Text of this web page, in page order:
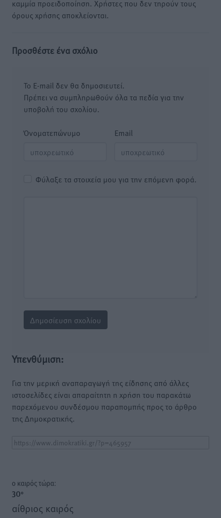
καμμία προειδοποίηση. Χρήστες που δεν τηρούν τους
όρους χρήσης αποκλείονται.
Προσθέστε ένα σχόλιο
Το E-mail δεν θα δημοσιευτεί.
Πρέπει να συμπληρωθούν όλα τα πεδία για την
υποβολή του σχολίου.
Όνοματεπώνυμο Email
Φύλαξε τα στοιχεία μου για την επόμενη φορά.
Υπενθύμιση:
Για την μερική αναπαραγωγή της είδησης από άλλες
ιστοσελίδες είναι απαραίτητη η χρήση του παρακάτω
παρεχόμενου συνδέσμου παραπομπής προς το άρθρο
της Δημοκρατικής.
o καιρός τώρα:
30°
αίθριος καιρός